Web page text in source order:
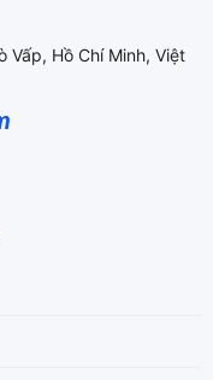
Hồ Chí Minh, Việt